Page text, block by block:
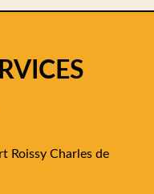
Roissy Charles de